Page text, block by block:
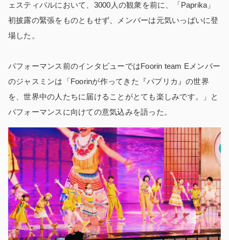
ェスティバルにおいて、3000人の観衆を前に、「Paprika」
初披露の緊張をものともせず、メンバーは元気いっぱいに登
場した。
パフォーマンス前のインタビューではFoorin team Eメンバー
のジャスミンは「Foorinが作ってきた『パプリカ』の世界
を、世界中の人たちに届けることがとても楽しみです。」と
パフォーマンスに向けての意気込みを語った。